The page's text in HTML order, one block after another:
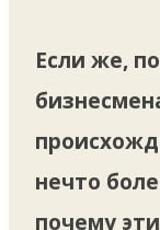
Если же,
нечто
почему